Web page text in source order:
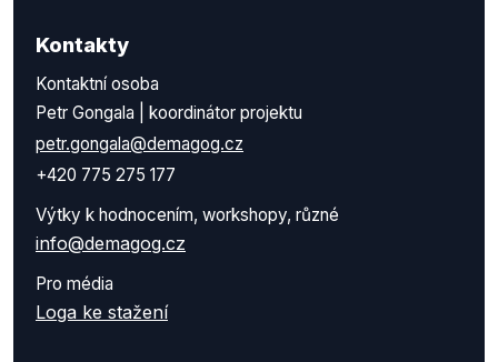
Kontakty
Kontaktní osoba
Petr Gongala | koordinátor projektu
petr.gongala@demagog.cz
+420 775 275 177
Výtky k hodnocením, workshopy, různé
info@demagog.cz
Pro média
Loga ke stažení